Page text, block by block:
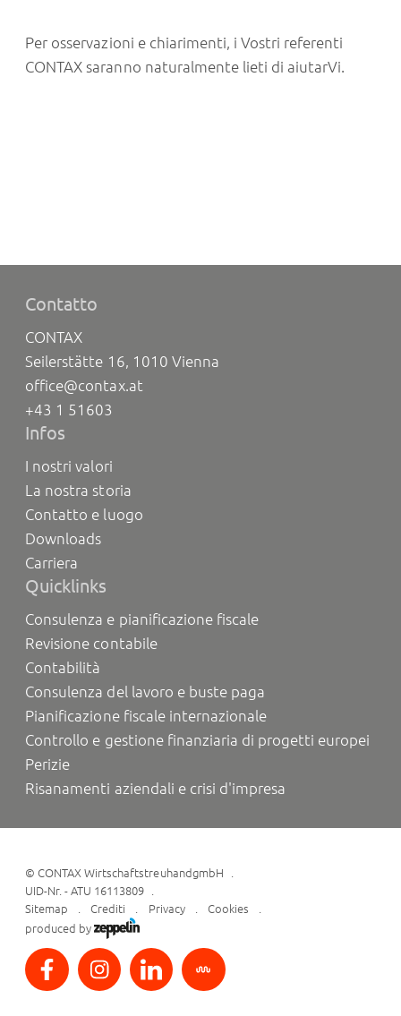
Per osservazioni e chiarimenti, i Vostri referenti
CONTAX saranno naturalmente lieti di aiutarVi.
Contatto
CONTAX
Seilerstätte 16, 1010 Vienna
office@contax.at
+43 1 51603
Infos
I nostri valori
La nostra storia
Contatto e luogo
Downloads
Carriera
Quicklinks
Consulenza e pianificazione fiscale
Revisione contabile
Contabilità
Consulenza del lavoro e buste paga
Pianificazione fiscale internazionale
Controllo e gestione finanziaria di progetti europei
Perizie
Risanamenti aziendali e crisi d'impresa
©CONTAX WirtschaftstreuhandgmbH
UID-Nr. - ATU 16113809
Sitemap
Crediti Privacy
Cookies
produced by